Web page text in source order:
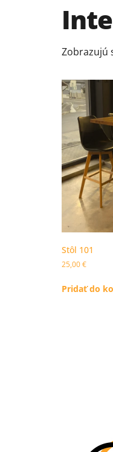
Zobrazujú
Stôl 101
25,00€
Pridať do